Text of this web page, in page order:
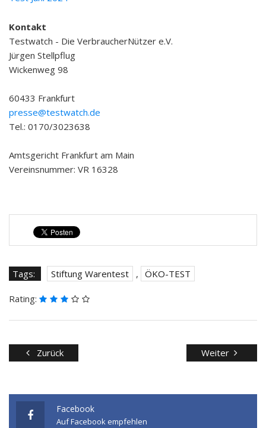
Kontakt
Testwatch - Die VerbraucherNützer e.V.
Jürgen Stellpflug
Wickenweg 98
60433 Frankfurt
presse@testwatch.de
Tel.: 0170/3023638
Amtsgericht Frankfurt am Main
Vereinsnummer: VR 16328
Tags: Stiftung Warentest , ÖKO-TEST
Rating:
Zurück Weiter
Facebook
Auf Facebook empfehlen